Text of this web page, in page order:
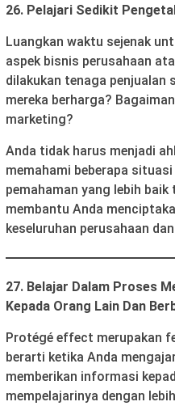
26. Pelajari Sedikit
Luangkan waktu sejenak
aspek bisnis perusahaan
dilakukan tenaga penjualan
mereka berharga?
marketing?
Anda tidak harus menjadi
memahami beberapa
pemahaman yang lebih
membantu Anda
keseluruhan perusahaan
27. Belajar Dalam Proses
Kepada Orang Lain Dan
Protégé effect merupakan
berarti ketika Anda
memberikan informasi
mempelajarinya dengan